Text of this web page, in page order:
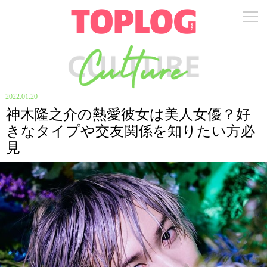
2022.01.20
神木隆之介の熱愛彼女は美人女優？好
きなタイプや交友関係を知りたい方必
見